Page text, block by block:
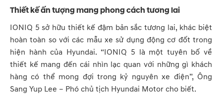
Thiết kế ấn tượng mang phong cách tương lai
IONIQ 5 sở hữu thiết kế đậm bản sắc tương lai, khác biệt
hoàn toàn so với các mẫu xe sử dụng động cơ đốt trong
hiện hành của Hyundai. “IONIQ 5 là một tuyên bố về
thiết kế mang đến cái nhìn lạc quan với những gì khách
hàng có thể mong đợi trong kỷ nguyên xe điện”, Ông
Sang Yup Lee – Phó chủ tịch Hyundai Motor cho biết.